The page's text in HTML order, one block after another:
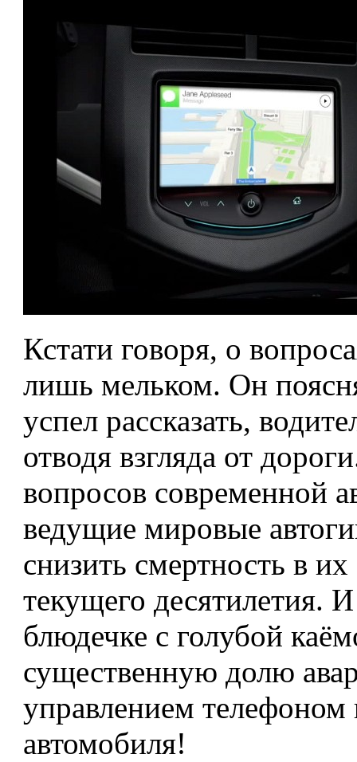
Кстати говоря, о
лишь мельком. Он
успел рассказать,
отводя взгляда от
вопросов современной
ведущие мировые
снизить смертность в
текущего десятилетия.
блюдечке с голубой
существенную долю
управлением
автомобиля!